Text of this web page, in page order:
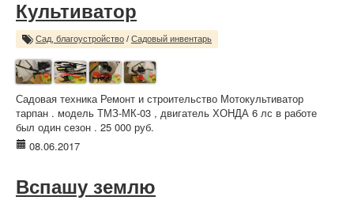
Культиватор
Сад, благоустройство / Садовый инвентарь
Садовая техника Ремонт и строительство Мотокультиватор
тарпан . модель ТМЗ-МК-03 , двигатель ХОНДА 6 лс в работе
был один сезон . 25 000 руб.
08.06.2017
Вспашу землю